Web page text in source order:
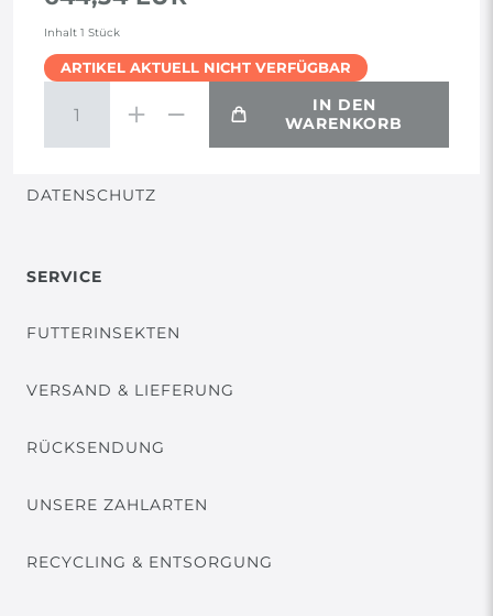
Inhalt 1 Stück
ARTIKEL AKTUELL NICHT VERFÜGBAR
IN DEN
WARENKORB
AGB
WIDERRUF
DATENSCHUTZ
SERVICE
FUTTERINSEKTEN
VERSAND & LIEFERUNG
RÜCKSENDUNG
UNSERE ZAHLARTEN
RECYCLING & ENTSORGUNG